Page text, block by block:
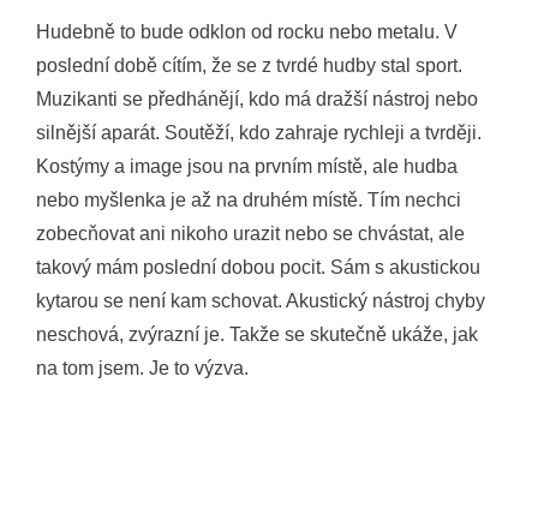
Hudebně to bude odklon od rocku nebo metalu. V
poslední době cítím, že se z tvrdé hudby stal sport.
Muzikanti se předhánějí, kdo má dražší nástroj nebo
silnější aparát. Soutěží, kdo zahraje rychleji a tvrději.
Kostýmy a image jsou na prvním místě, ale hudba
nebo myšlenka je až na druhém místě. Tím nechci
zobecňovat ani nikoho urazit nebo se chvástat, ale
takový mám poslední dobou pocit. Sám s akustickou
kytarou se není kam schovat. Akustický nástroj chyby
neschová, zvýrazní je. Takže se skutečně ukáže, jak
na tom jsem. Je to výzva.